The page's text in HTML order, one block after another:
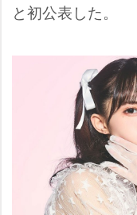
と初公表した。